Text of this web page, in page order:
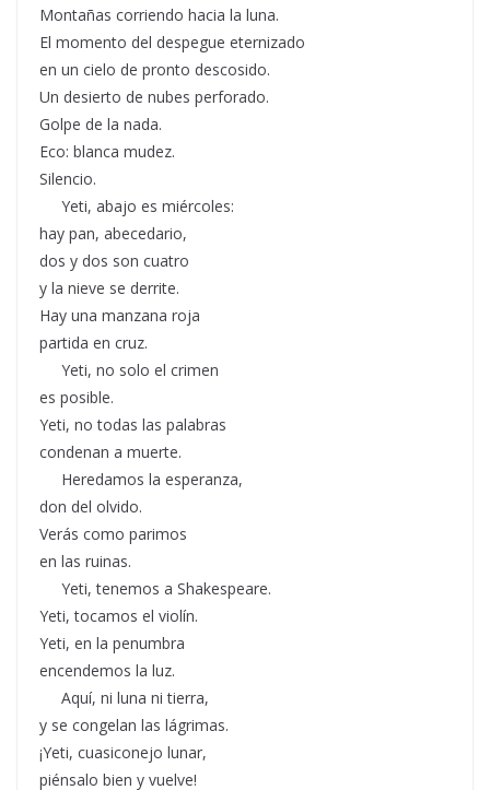
Montañas corriendo hacia la luna.
El momento del despegue eternizado
en un cielo de pronto descosido.
Un desierto de nubes perforado.
Golpe de la nada.
Eco: blanca mudez.
Silencio.
Yeti, abajo es miércoles:
hay pan, abecedario,
dos y dos son cuatro
y la nieve se derrite.
Hay una manzana roja
partida en cruz.
Yeti, no solo el crimen
es posible.
Yeti, no todas las palabras
condenan a muerte.
Heredamos la esperanza,
don del olvido.
Verás como parimos
en las ruinas.
Yeti, tenemos a Shakespeare.
Yeti, tocamos el violín.
Yeti, en la penumbra
encendemos la luz.
Aquí, ni luna ni tierra,
y se congelan las lágrimas.
¡Yeti, cuasiconejo lunar,
piénsalo bien y vuelve!